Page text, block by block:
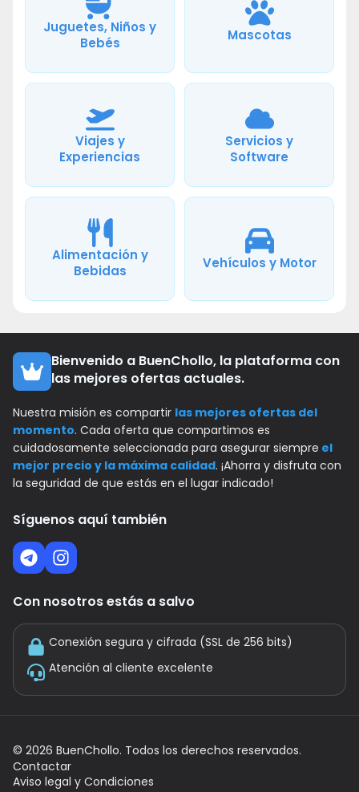
Juguetes, Niños y
Bebés
Mascotas
Viajes y
Experiencias
Servicios y
Software
Alimentación y
Bebidas
Vehículos y Motor
Bienvenido a BuenChollo, la plataforma con
las mejores ofertas actuales.
Nuestra misión es compartir las mejores ofertas del
momento. Cada oferta que compartimos es
cuidadosamente seleccionada para asegurar siempre el
mejor precio y la máxima calidad. ¡Ahorra y disfruta con
la seguridad de que estás en el lugar indicado!
Síguenos aquí también
Con nosotros estás a salvo
Conexión segura y cifrada (SSL de 256 bits)
Atención al cliente excelente
© 2026 BuenChollo. Todos los derechos reservados.
Contactar
Aviso legal y Condiciones